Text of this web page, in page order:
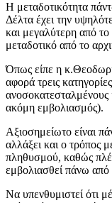
Η μεταδοτικότητα
Δέλτα έχει την
και μεγαλύτερη από το
μεταδοτικό από το
Όπως είπε η
αφορά τρεις
ανοσοκατεσταλμένους
ακόμη εμβολιασμός).
Αξιοσημείωτο είναι
αλλάξει και ο τρόπος
πληθυσμού, καθώς
εμβολιασθεί πάνω
Να υπενθυμιστεί ότι